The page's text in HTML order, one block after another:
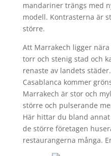
mandariner trängs med
modell. Kontrasterna är
större.
Att Marrakech ligger
torr och stenig stad och
renaste av landets
Casablanca kommer
Marrakech är stor och
större och pulserande
Här hittar du bland
de större företagen
restaurangerna många.